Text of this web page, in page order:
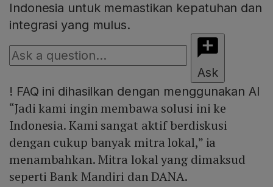
Indonesia untuk memastikan kepatuhan dan
integrasi yang mulus.
Ask
! FAQ ini dihasilkan dengan menggunakan AI
“Jadi kami ingin membawa solusi ini ke
Indonesia. Kami sangat aktif berdiskusi
dengan cukup banyak mitra lokal,” ia
menambahkan. Mitra lokal yang dimaksud
seperti Bank Mandiri dan DANA.